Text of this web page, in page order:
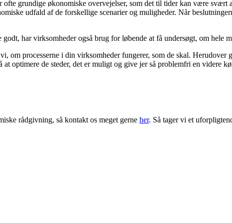
grundige økonomiske overvejelser, som det til tider kan være svært
udfald af de forskellige scenarier og muligheder. Når
har virksomheder også brug for løbende at få undersøgt, om hele
om processerne i din virksomheder fungerer, som de skal. Herudover
optimere de steder, det er muligt og give jer så problemfri en videre
rådgivning, så kontakt os meget gerne her. Så tager vi et